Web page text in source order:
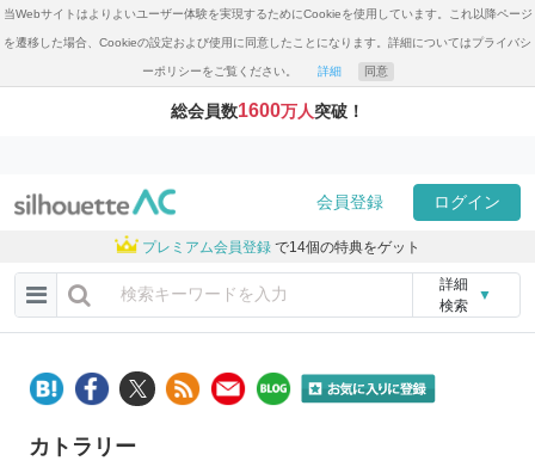
当Webサイトはよりよいユーザー体験を実現するためにCookieを使用しています。これ以降ページ
を遷移した場合、Cookieの設定および使用に同意したことになります。詳細についてはプライバシ
ーポリシーをご覧ください。 詳細 同意
総会員数1600万人突破！
会員登録 ログイン
プレミアム会員登録 で14個の特典をゲット
詳細
検索
▼
カトラリー